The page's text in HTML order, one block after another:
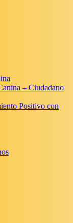
– Ciudadano
Positivo con